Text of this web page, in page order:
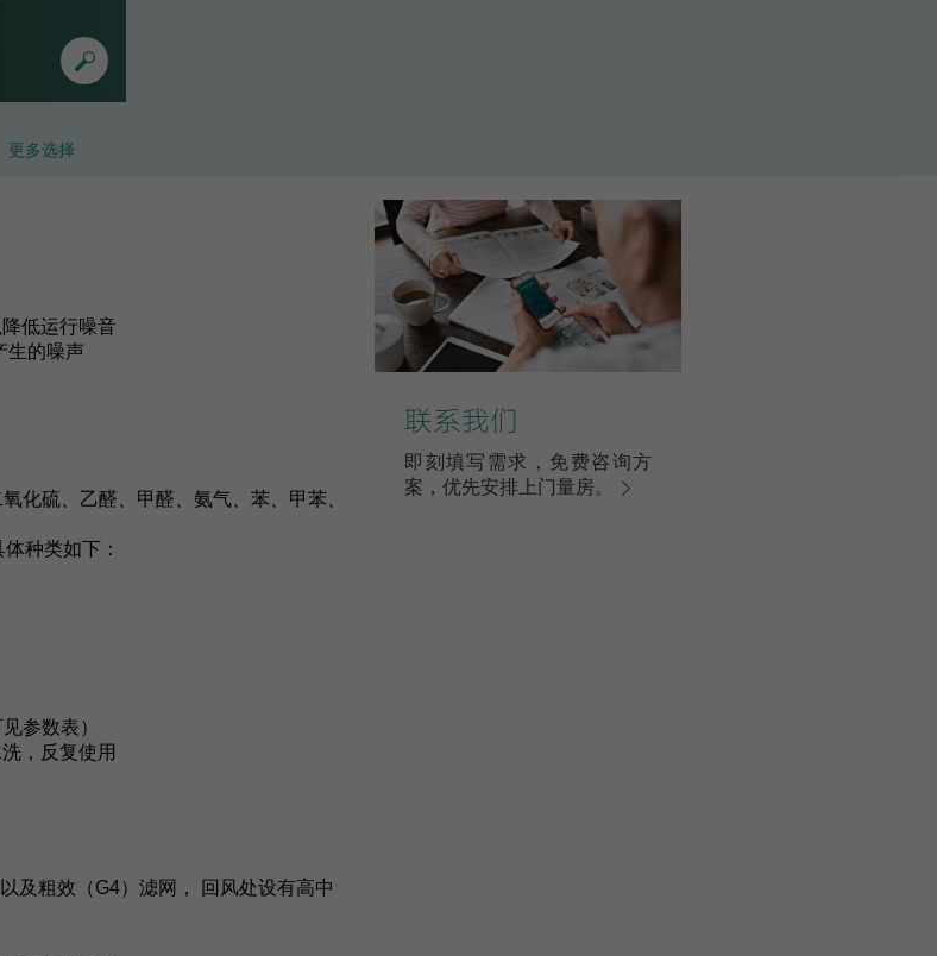
更多选择
低运行噪音
生的噪声
化硫、乙醛、甲醛、氨气、苯、甲苯、
种类如下：
参数表）
，反复使用
及粗效（G4）滤网， 回风处设有高中
联系我们
即刻填写需求，免费咨询方
案，优先安排上门量房。